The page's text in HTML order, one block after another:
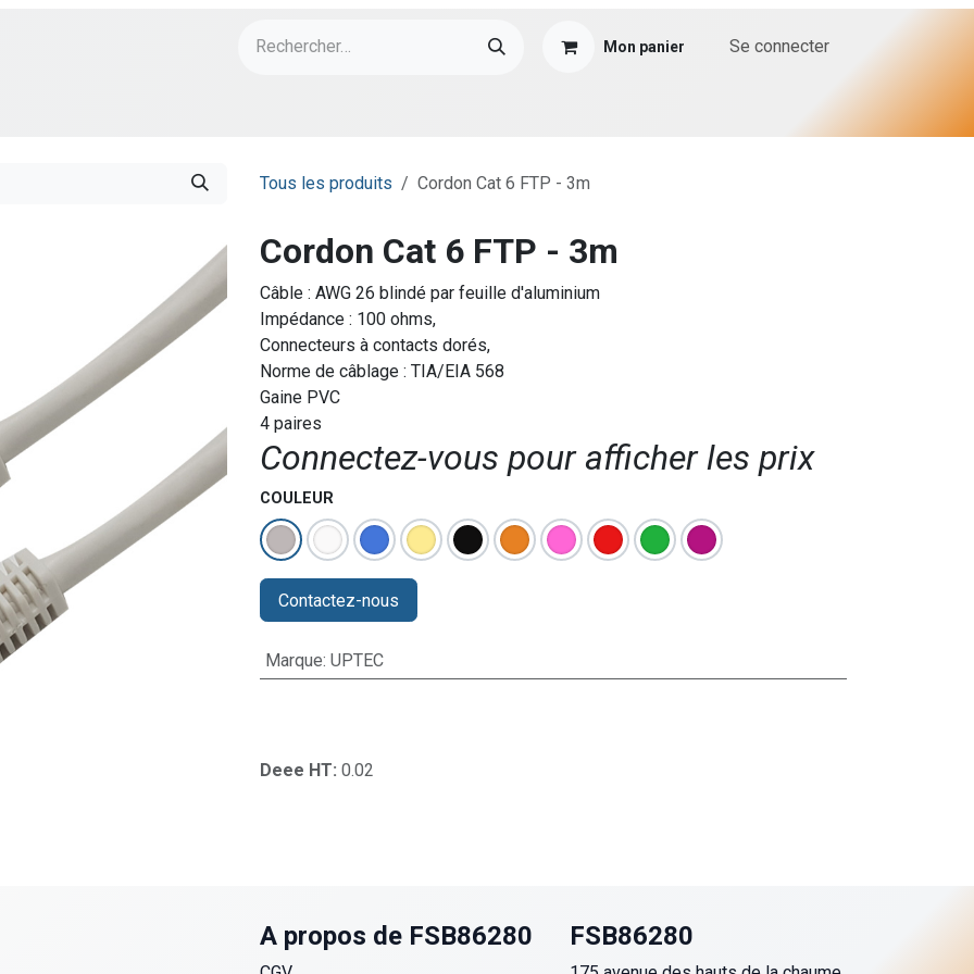
Mon panier Se connecter
Tous les produits Cordon Cat 6 FTP - 3m
Cordon Cat 6 FTP - 3m
Câble : AWG 26 blindé par feuille d'aluminium
Impédance : 100 ohms,
Connecteurs à contacts dorés,
Norme de câblage : TIA/EIA 568
Gaine PVC
4 paires
Connectez-vous pour afficher les prix​
COULEUR
Contactez-nous
Marque: UPTEC
Deee HT: 0.02
A propos de FSB86280 FSB86280